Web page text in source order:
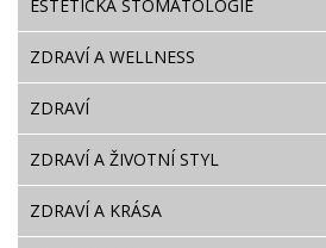
ESTETICKÁ STOMATOLOGIE
ZDRAVÍ A WELLNESS
ZDRAVÍ
ZDRAVÍ A ŽIVOTNÍ STYL
ZDRAVÍ A KRÁSA